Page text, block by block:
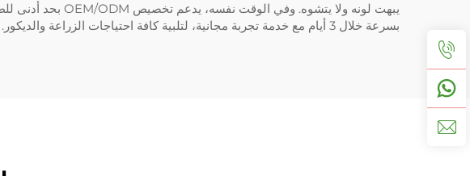
بسرعة خلال 3 أيام مع خدمة تجربة مجانية، لتلبية كافة احتياجات الزراعة والديكور.